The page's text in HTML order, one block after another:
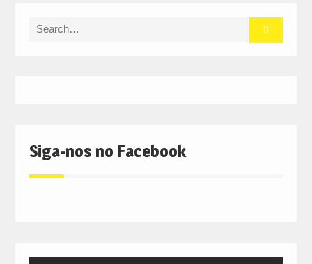
Search
Siga-nos no Facebook